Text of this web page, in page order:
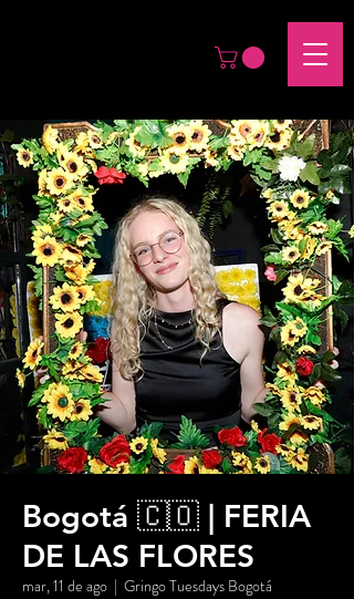
Bogotá 🇨🇴 | FERIA
DE LAS FLORES
mar, 11 de ago
  |
Gringo Tuesdays Bogotá